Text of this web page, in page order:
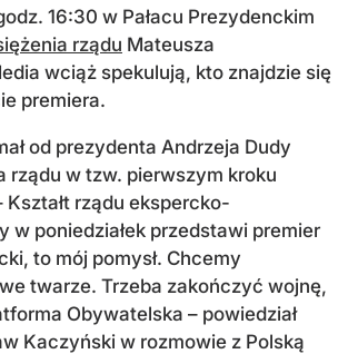
16:30 w Pałacu Prezydenckim
rządu Mateusza
wciąż spekulują, kto znajdzie się
premiera.
od prezydenta Andrzeja Dudy
rządu w tzw. pierwszym kroku
rządu ekspercko-
w poniedziałek przedstawi premier
to mój pomysł. Chcemy
twarze. Trzeba zakończyć wojnę,
Obywatelska – powiedział
Kaczyński w rozmowie z Polską